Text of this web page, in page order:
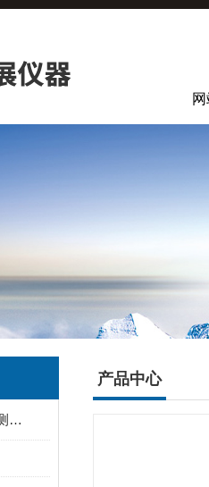
德国FISCHER菲希尔测厚仪
产品中心